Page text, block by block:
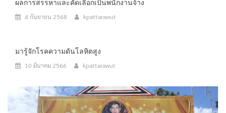
ผลการสรรหาและคัดเลือกเป็นพนักงานจ้าง
4 กันยายน 2568
kpattarawut
มารู้จักโรคความดันโลหิตสูง
10 มีนาคม 2566
kpattarawut